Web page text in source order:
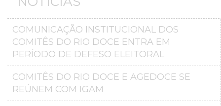
COMUNICAÇÃO INSTITUCIONAL DOS
COMITÊS DO RIO DOCE ENTRA EM
PERÍODO DE DEFESO ELEITORAL
COMITÊS DO RIO DOCE E AGEDOCE SE
REÚNEM COM IGAM